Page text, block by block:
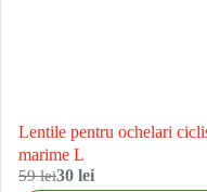
Lentile pentru ochelari
marime L
59 lei30 lei